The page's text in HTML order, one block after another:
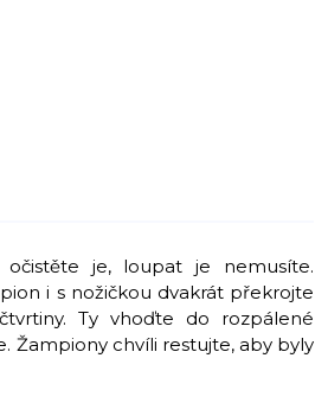
očistěte je, loupat je nemusíte.
i s nožičkou dvakrát překrojte
Ty vhoďte do rozpálené
Žampiony chvíli restujte, aby byly